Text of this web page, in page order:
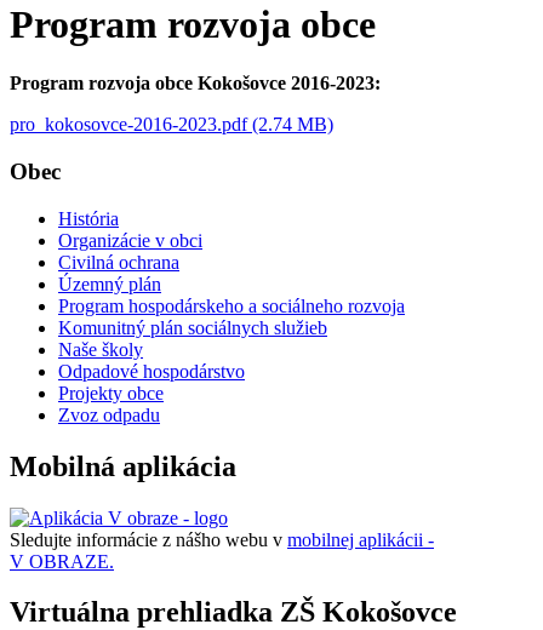
Program rozvoja obce
Program rozvoja obce Kokošovce 2016-2023:
pro_kokosovce-2016-2023.pdf (2.74 MB)
Obec
História
Organizácie v obci
Civilná ochrana
Územný plán
Program hospodárskeho a sociálneho rozvoja
Komunitný plán sociálnych služieb
Naše školy
Odpadové hospodárstvo
Projekty obce
Zvoz odpadu
Mobilná aplikácia
Sledujte informácie z nášho webu v mobilnej aplikácii -
V OBRAZE.
Virtuálna prehliadka ZŠ Kokošovce